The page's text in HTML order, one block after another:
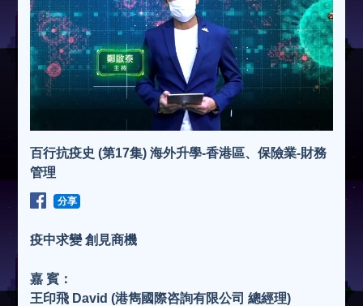
百行抗疫史 (第17集) 海外升學-香港區、保險業-財務
管理
分享
疫中求變 創見商機
嘉 賓：
王印飛 David (港雋國際咨詢有限公司 總經理)